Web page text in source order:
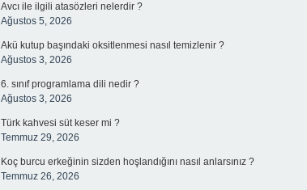
Avcı ile ilgili atasözleri nelerdir ?
Ağustos 5, 2026
Akü kutup başındaki oksitlenmesi nasıl temizlenir ?
Ağustos 3, 2026
6. sınıf programlama dili nedir ?
Ağustos 3, 2026
Türk kahvesi süt keser mi ?
Temmuz 29, 2026
Koç burcu erkeğinin sizden hoşlandığını nasıl anlarsınız ?
Temmuz 26, 2026